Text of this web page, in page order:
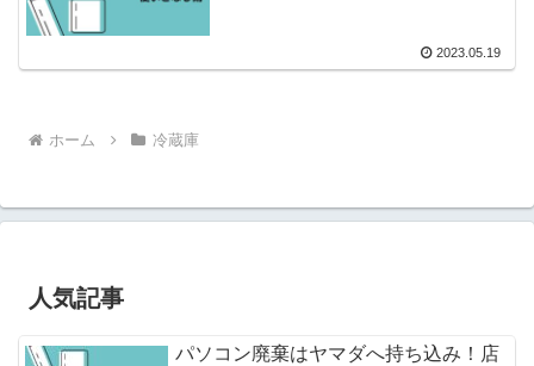
2023.05.19
ホーム 冷蔵庫
人気記事
パソコン廃棄はヤマダへ持ち込み！店